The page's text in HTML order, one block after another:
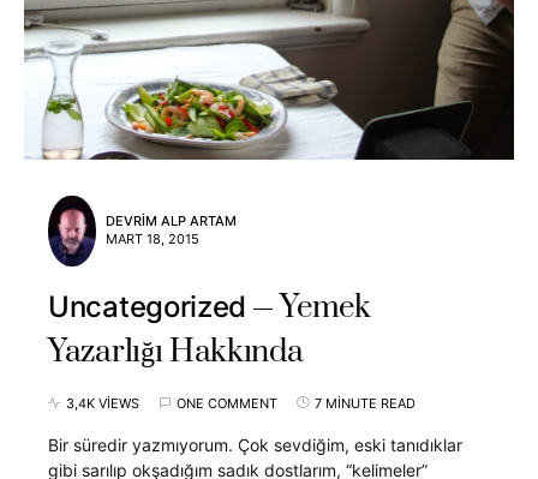
DEVRIM ALP ARTAM
MART 18, 2015
Uncategorized
Yemek
Yazarlığı Hakkında
3,4K VIEWS ONE COMMENT 7 MINUTE READ
Bir süredir yazmıyorum. Çok sevdiğim, eski tanıdıklar
gibi sarılıp okşadığım sadık dostlarım, “kelimeler”